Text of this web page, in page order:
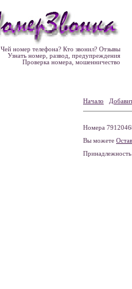
Чей номер телефона? Кто звонил? Отзывы
Узнать номер, развод, предупреждения
Проверка номера, мошенничество
Начало
Номера
Вы можете